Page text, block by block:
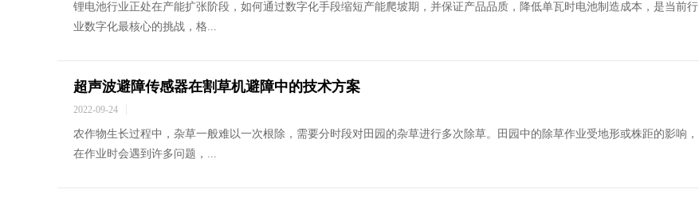
锂电池行业正处在产能扩张阶段，如何通过数字化手段缩短产能爬坡期，并保证产品品质，降低单瓦时电池制造成本，是当前行
业数字化最核心的挑战，格...
超声波避障传感器在割草机避障中的技术方案
2022-09-24
农作物生长过程中，杂草一般难以一次根除，需要分时段对田园的杂草进行多次除草。田园中的除草作业受地形或株距的影响，
在作业时会遇到许多问题，...